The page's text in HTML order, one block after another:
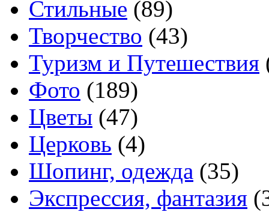
Стильные (89)
Творчество (43)
Туризм и Путешествия
Фото (189)
Цветы (47)
Церковь (4)
Шопинг, одежда (35)
Экспрессия, фантазия